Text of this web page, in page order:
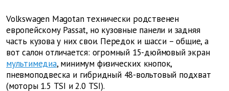
Volkswagen Magotan технически родственен
европейскому Passat, но кузовные панели и задняя
часть кузова у них свои. Передок и шасси – общие, а
вот салон отличается: огромный 15-дюймовый экран
мультимедиа, минимум физических кнопок,
пневмоподвеска и гибридный 48-вольтовый подхват
(моторы 1.5 TSI и 2.0 TSI).